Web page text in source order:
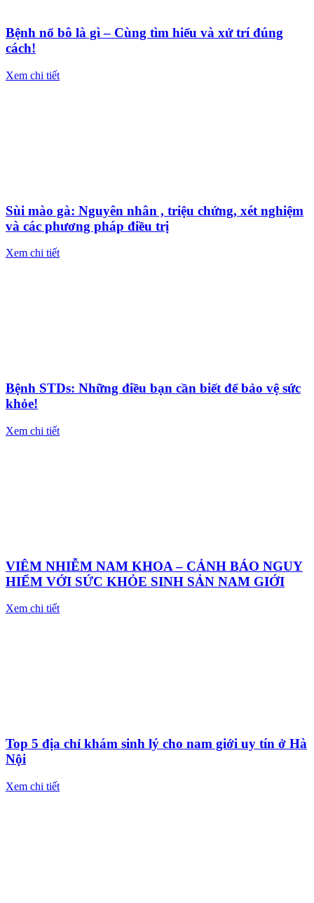
Bệnh nổ bô là gì – Cùng tìm hiểu và xử trí đúng
cách!
Xem chi tiết
Sùi mào gà: Nguyên nhân , triệu chứng, xét nghiệm
và các phương pháp điều trị
Xem chi tiết
Bệnh STDs: Những điều bạn cần biết để bảo vệ sức
khỏe!
Xem chi tiết
VIÊM NHIỄM NAM KHOA – CẢNH BÁO NGUY
HIỂM VỚI SỨC KHỎE SINH SẢN NAM GIỚI
Xem chi tiết
Top 5 địa chỉ khám sinh lý cho nam giới uy tín ở Hà
Nội
Xem chi tiết